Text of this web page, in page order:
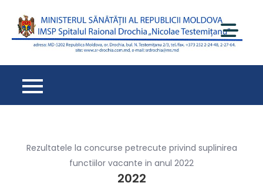
содержимому
Rezultatele la concurse petrecute privind suplinirea
functiilor vacante in anul 2022
2022